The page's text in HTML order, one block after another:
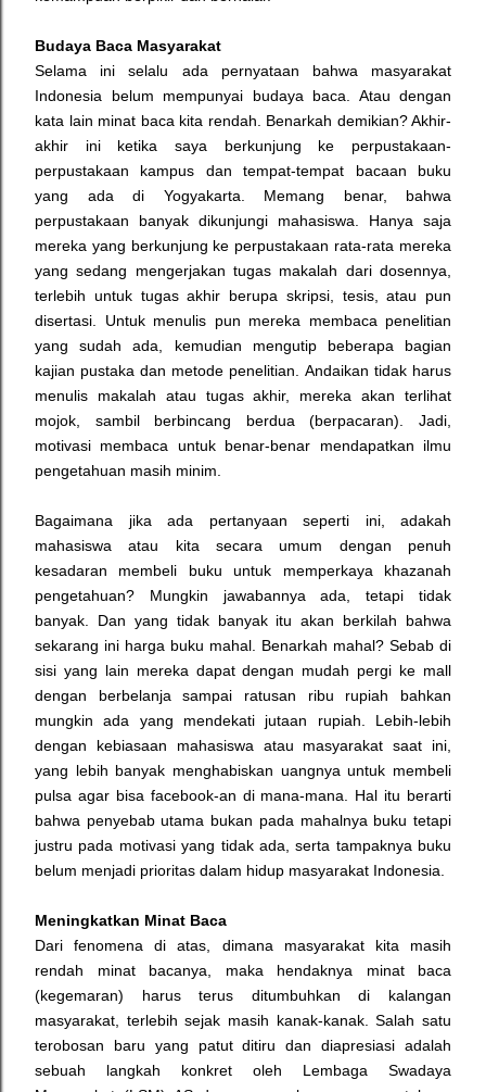
Budaya Baca Masyarakat
Selama ini selalu ada pernyataan bahwa masyarakat
Indonesia belum mempunyai budaya baca. Atau dengan
kata lain minat baca kita rendah. Benarkah demikian? Akhir-
akhir ini ketika saya berkunjung ke perpustakaan-
perpustakaan kampus dan tempat-tempat bacaan buku
yang ada di Yogyakarta. Memang benar, bahwa
perpustakaan banyak dikunjungi mahasiswa. Hanya saja
mereka yang berkunjung ke perpustakaan rata-rata mereka
yang sedang mengerjakan tugas makalah dari dosennya,
terlebih untuk tugas akhir berupa skripsi, tesis, atau pun
disertasi. Untuk menulis pun mereka membaca penelitian
yang sudah ada, kemudian mengutip beberapa bagian
kajian pustaka dan metode penelitian. Andaikan tidak harus
menulis makalah atau tugas akhir, mereka akan terlihat
mojok, sambil berbincang berdua (berpacaran). Jadi,
motivasi membaca untuk benar-benar mendapatkan ilmu
pengetahuan masih minim.
Bagaimana jika ada pertanyaan seperti ini, adakah
mahasiswa atau kita secara umum dengan penuh
kesadaran membeli buku untuk memperkaya khazanah
pengetahuan? Mungkin jawabannya ada, tetapi tidak
banyak. Dan yang tidak banyak itu akan berkilah bahwa
sekarang ini harga buku mahal. Benarkah mahal? Sebab di
sisi yang lain mereka dapat dengan mudah pergi ke mall
dengan berbelanja sampai ratusan ribu rupiah bahkan
mungkin ada yang mendekati jutaan rupiah. Lebih-lebih
dengan kebiasaan mahasiswa atau masyarakat saat ini,
yang lebih banyak menghabiskan uangnya untuk membeli
pulsa agar bisa facebook-an di mana-mana. Hal itu berarti
bahwa penyebab utama bukan pada mahalnya buku tetapi
justru pada motivasi yang tidak ada, serta tampaknya buku
belum menjadi prioritas dalam hidup masyarakat Indonesia.
Meningkatkan Minat Baca
Dari fenomena di atas, dimana masyarakat kita masih
rendah minat bacanya, maka hendaknya minat baca
(kegemaran) harus terus ditumbuhkan di kalangan
masyarakat, terlebih sejak masih kanak-kanak. Salah satu
terobosan baru yang patut ditiru dan diapresiasi adalah
sebuah langkah konkret oleh Lembaga Swadaya